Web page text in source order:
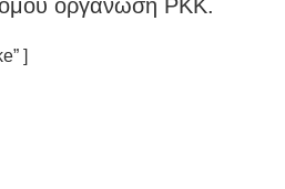
οργάνωση PKK.
]